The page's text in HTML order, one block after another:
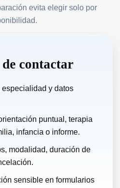
evita elegir solo por
contactar
y datos
puntual, terapia
infancia o informe.
modalidad, duración de
sensible en formularios